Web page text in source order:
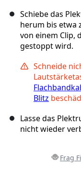
Schiebe das
herum bis etwa
von einem Clip,
gestoppt wird.
Schneide
Blitz
Lasse das
nicht wieder
Frag